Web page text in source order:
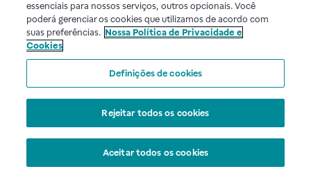
essenciais para nossos serviços, outros opcionais. Você
poderá gerenciar os cookies que utilizamos de acordo com
suas preferências. Nossa Política de Privacidade e
Cookies
Definições de cookies
Rejeitar todos os cookies
Aceitar todos os cookies